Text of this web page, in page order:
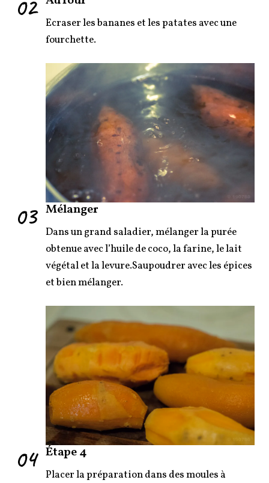
02
Ecraser les bananes et les patates avec une
fourchette.
03 Mélanger
Dans un grand saladier, mélanger la purée
obtenue avec l’huile de coco, la farine, le lait
végétal et la levure.Saupoudrer avec les épices
et bien mélanger.
04 Étape 4
Placer la préparation dans des moules à